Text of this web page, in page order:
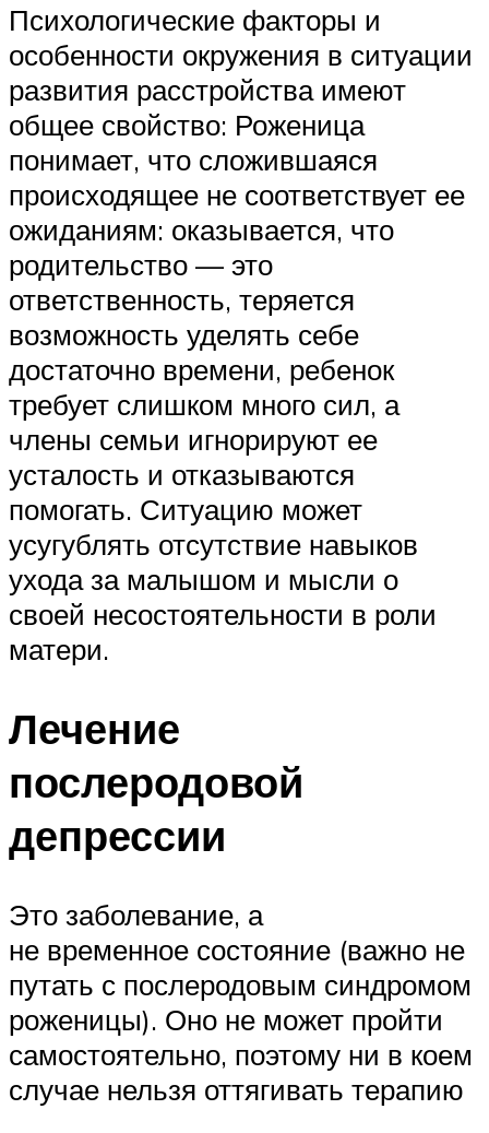
Психологические факторы и
особенности окружения в ситуации
развития расстройства имеют
общее свойство: Роженица
понимает, что сложившаяся
происходящее не соответствует ее
ожиданиям: оказывается, что
родительство — это
ответственность, теряется
возможность уделять себе
достаточно времени, ребенок
требует слишком много сил, а
члены семьи игнорируют ее
усталость и отказываются
помогать. Ситуацию может
усугублять отсутствие навыков
ухода за малышом и мысли о
своей несостоятельности в роли
матери.
Лечение
послеродовой
депрессии
Это заболевание, а
не временное состояние (важно не
путать с послеродовым синдромом
роженицы). Оно не может пройти
самостоятельно, поэтому ни в коем
случае нельзя оттягивать терапию